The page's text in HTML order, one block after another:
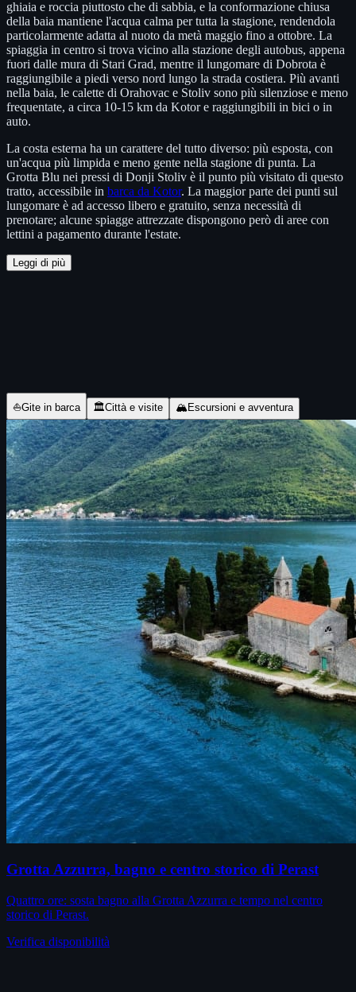
ghiaia e roccia piuttosto che di sabbia, e la conformazione chiusa
della baia mantiene l'acqua calma per tutta la stagione, rendendola
particolarmente adatta al nuoto da metà maggio fino a ottobre. La
spiaggia in centro si trova vicino alla stazione degli autobus, appena
fuori dalle mura di Stari Grad, mentre il lungomare di Dobrota è
raggiungibile a piedi verso nord lungo la strada costiera. Più avanti
nella baia, le calette di Orahovac e Stoliv sono più silenziose e meno
frequentate, a circa 10-15 km da Kotor e raggiungibili in bici o in
auto.
La costa esterna ha un carattere del tutto diverso: più esposta, con
un'acqua più limpida e meno gente nella stagione di punta. La
Grotta Blu nei pressi di Donji Stoliv è il punto più visitato di questo
tratto, accessibile in barca da Kotor. La maggior parte dei punti sul
lungomare è ad accesso libero e gratuito, senza necessità di
prenotare; alcune spiagge attrezzate dispongono però di aree con
lettini a pagamento durante l'estate.
Leggi di più
⛵Gite in barca 🏛Città e visite 🏔Escursioni e avventura
Grotta Azzurra, bagno e centro storico di Perast
Quattro ore: sosta bagno alla Grotta Azzurra e tempo nel centro
storico di Perast.
Verifica disponibilità